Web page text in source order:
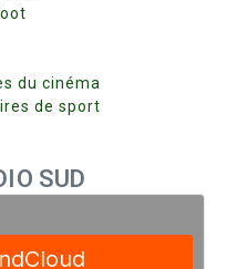
du cinéma
de sport
SUD